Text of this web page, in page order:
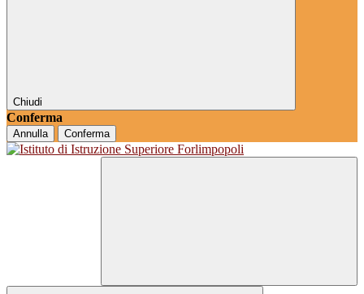
Chiudi
Conferma
Annulla Conferma